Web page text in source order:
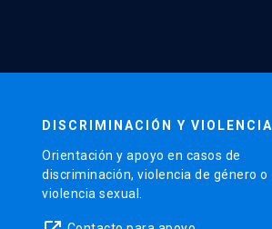
DISCRIMINACIÓN Y VIOLENCIA
Orientación y apoyo en casos de
discriminación, violencia de género o
violencia sexual.